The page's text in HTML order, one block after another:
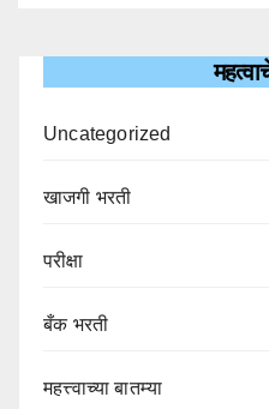
Uncategorized
खाजगी भरती
परीक्षा
बँक भरती
महत्त्वाच्या बातम्या